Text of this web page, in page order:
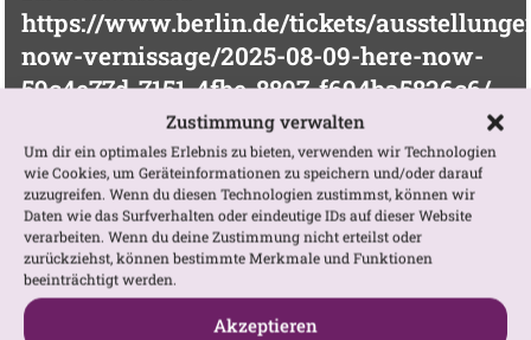
Zustimmung verwalten
Um dir ein optimales Erlebnis zu bieten, verwenden wir Technologien
wie Cookies, um Geräteinformationen zu speichern und/oder darauf
zuzugreifen. Wenn du diesen Technologien zustimmst, können wir
Daten wie das Surfverhalten oder eindeutige IDs auf dieser Website
verarbeiten. Wenn du deine Zustimmung nicht erteilst oder
zurückziehst, können bestimmte Merkmale und Funktionen
beeinträchtigt werden.
Akzeptieren
https://www.berlin.de/tickets/
now-vernissage/2025-08-09-here-now-
59c4e77d-7151-4fbe-8897-f694ba5826c6/
GOOGLE KARTE ANZEIGEN
BUCHRELEASE & VERNISSAGE IM KITKAT